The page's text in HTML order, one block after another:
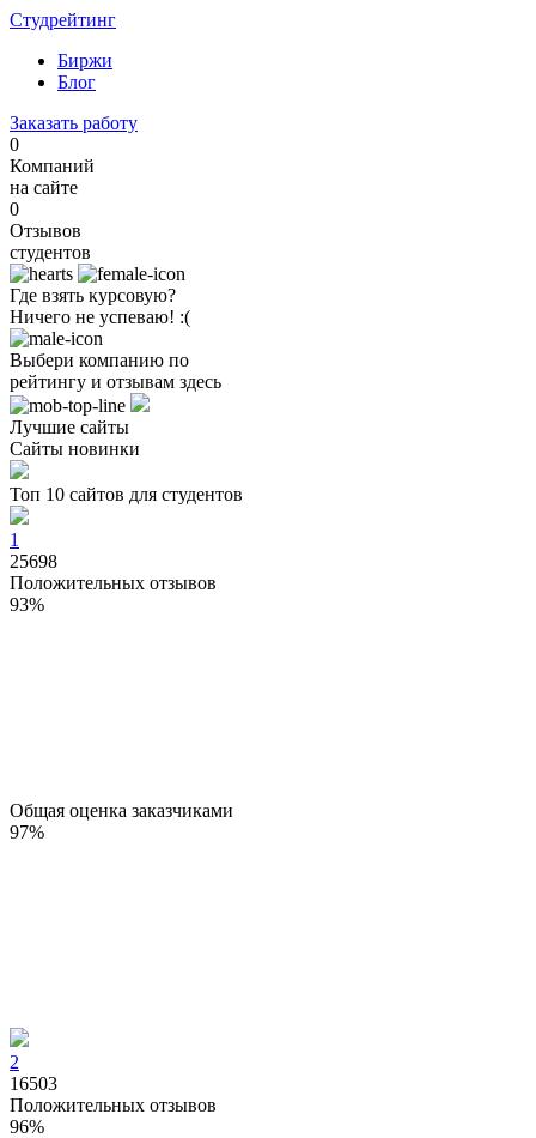
Студрейтинг
Биржи
Блог
Заказать работу
0
Компаний
на сайте
0
Отзывов
студентов
Где взять курсовую?
Ничего не успеваю! :(
Выбери компанию по
рейтингу и отзывам здесь
Лучшие сайты
Сайты новинки
Топ 10 сайтов для студентов
1
25698
Положительных отзывов
93%
Общая оценка заказчиками
97%
2
16503
Положительных отзывов
96%